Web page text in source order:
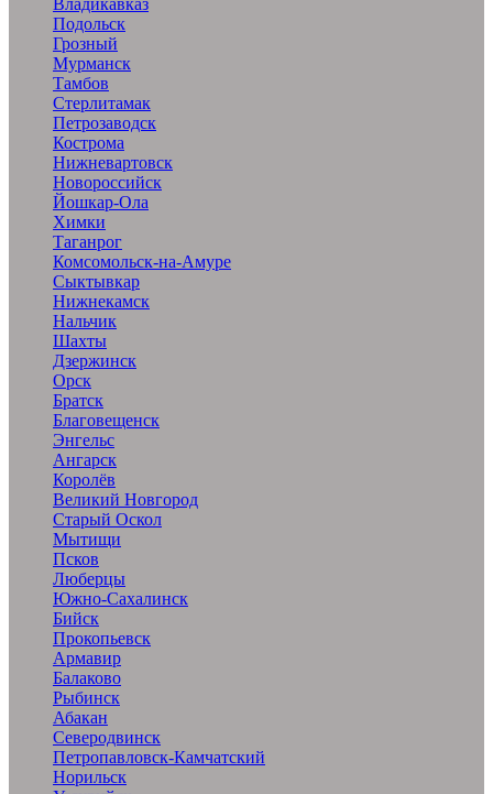
Владикавказ
Подольск
Грозный
Мурманск
Тамбов
Стерлитамак
Петрозаводск
Кострома
Нижневартовск
Новороссийск
Йошкар-Ола
Химки
Таганрог
Комсомольск-на-Амуре
Сыктывкар
Нижнекамск
Нальчик
Шахты
Дзержинск
Орск
Братск
Благовещенск
Энгельс
Ангарск
Королёв
Великий Новгород
Старый Оскол
Мытищи
Псков
Люберцы
Южно-Сахалинск
Бийск
Прокопьевск
Армавир
Балаково
Рыбинск
Абакан
Северодвинск
Петропавловск-Камчатский
Норильск